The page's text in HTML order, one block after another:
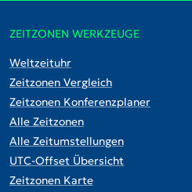
ZEITZONEN WERKZEUGE
Weltzeituhr
Zeitzonen Vergleich
Zeitzonen Konferenzplaner
Alle Zeitzonen
Alle Zeitumstellungen
UTC-Offset Übersicht
Zeitzonen Karte